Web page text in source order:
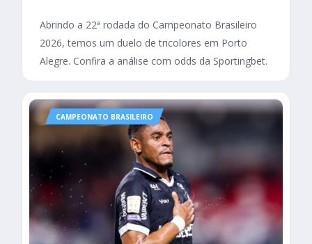
Abrindo a 22ª rodada do Campeonato Brasileiro
2026, temos um duelo de tricolores em Porto
Alegre. Confira a análise com odds da Sportingbet.
CAMPEONATO BRASILEIRO